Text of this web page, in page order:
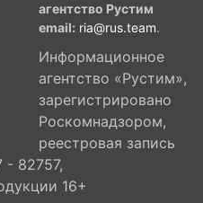
агентство Рустим
email: ria@rus.team.
Информационное
агентство «Рустим»,
зарегистрировано
Роскомнадзором,
реестровая запись
82757,
16+